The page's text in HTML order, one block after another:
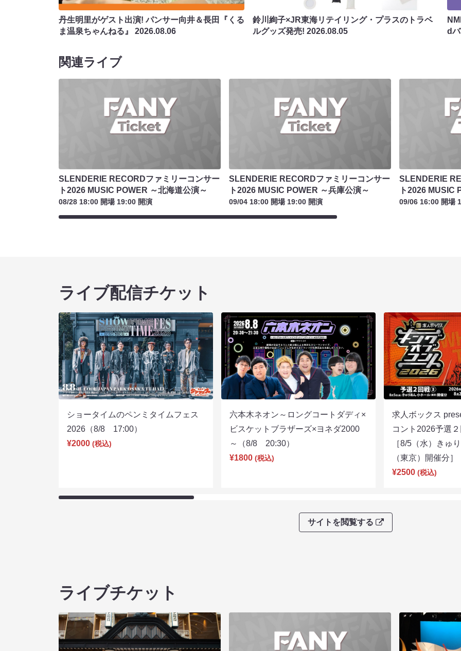
丹生明里がゲスト出演! パンサー向井＆長田『くる
ま温泉ちゃんねる』 2026.08.06
鈴川絢子×JR東海リテイリング・プラスのトラベ
ルグッズ発売!2026.08.05
d
関連ライブ
SLENDERIE RECORDファミリーコンサー
ト2026 MUSIC POWER ～北海道公演～
08/28 18:00 開場 19:00 開演
SLENDERIE RECORDファミリーコンサー
ト2026 MUSIC POWER ～兵庫公演～
09/04 18:00 開場 19:00 開演
SLENDERIE
ト2026 MUSIC
09/06 16:00 開場
ライブ配信チケット
ショータイムのペンミタイムフェス
2026（8/8 17:00）
¥2000 (税込)
六本木ネオン～ロングコートダディ×
ビスケットブラザーズ×ヨネダ2000
～（8/8 20:30）
¥1800 (税込)
求人ボックス
コント2026予
［8/5（水）きゅ
（東京）開催分
¥2500 (税込)
サイトを閲覧する
ライブチケット